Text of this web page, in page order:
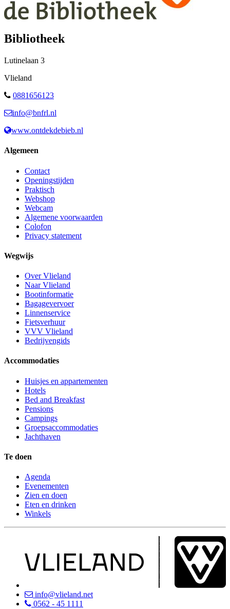
Bibliotheek
Lutinelaan 3
Vlieland
0881656123
info@bnfrl.nl
www.ontdekdebieb.nl
Algemeen
Contact
Openingstijden
Praktisch
Webshop
Webcam
Algemene voorwaarden
Colofon
Privacy statement
Wegwijs
Over Vlieland
Naar Vlieland
Bootinformatie
Bagagevervoer
Linnenservice
Fietsverhuur
VVV Vlieland
Bedrijvengids
Accommodaties
Huisjes en appartementen
Hotels
Bed and Breakfast
Pensions
Campings
Groepsaccommodaties
Jachthaven
Te doen
Agenda
Evenementen
Zien en doen
Eten en drinken
Winkels
info@vlieland.net
0562 - 45 1111